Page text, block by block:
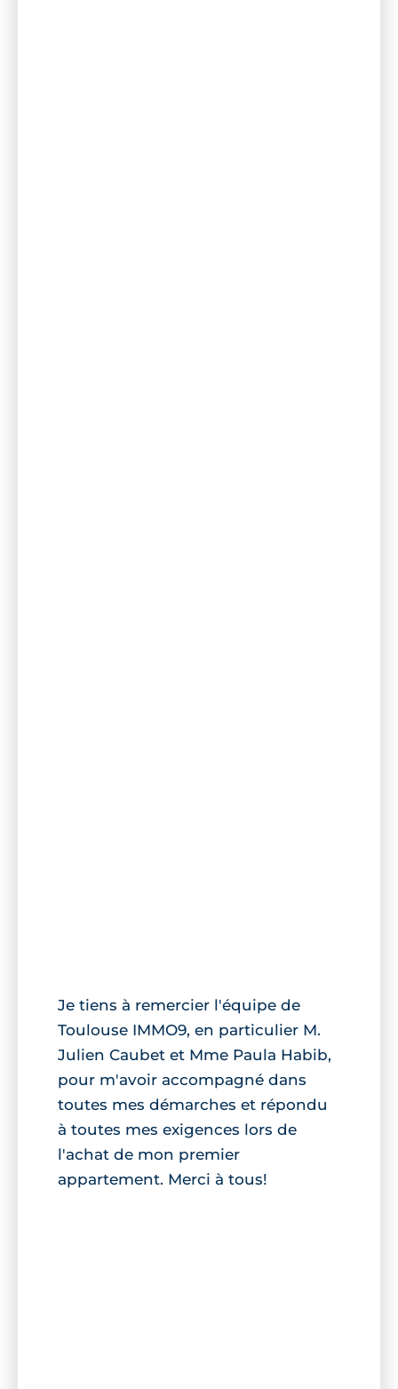
Je tiens à remercier l'équipe de
Toulouse IMMO9, en particulier M.
Julien Caubet et Mme Paula Habib,
pour m'avoir accompagné dans
toutes mes démarches et répondu
à toutes mes exigences lors de
l'achat de mon premier
appartement. Merci à tous!